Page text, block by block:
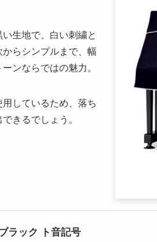
生地で、白い刺繍と
らシンプルまで、幅
ンならではの魅力。
しているため、落ち
きるでしょう。
ラック ト音記号